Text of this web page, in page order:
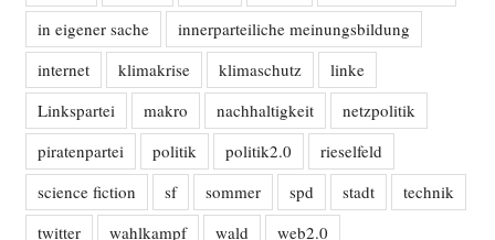
in eigener sache
innerparteiliche meinungsbildung
internet
klimakrise klimaschutz
linke
Linkspartei
makro nachhaltigkeit
netzpolitik
piratenpartei
politik politik2.0
rieselfeld
science fiction
sf sommer spd stadt
technik
twitter
wahlkampf wald
web2.0